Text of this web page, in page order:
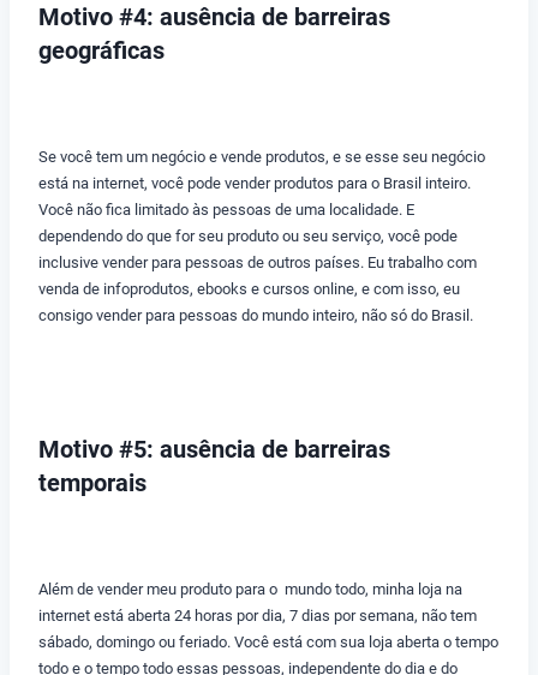
Motivo #4: ausência de barreiras
geográficas
Se você tem um negócio e vende produtos, e se esse seu negócio
está na internet, você pode vender produtos para o Brasil inteiro.
Você não fica limitado às pessoas de uma localidade. E
dependendo do que for seu produto ou seu serviço, você pode
inclusive vender para pessoas de outros países. Eu trabalho com
venda de infoprodutos, ebooks e cursos online, e com isso, eu
consigo vender para pessoas do mundo inteiro, não só do Brasil.
Motivo #5: ausência de barreiras
temporais
Além de vender meu produto para o mundo todo, minha loja na
internet está aberta 24 horas por dia, 7 dias por semana, não tem
sábado, domingo ou feriado. Você está com sua loja aberta o tempo
todo e o tempo todo essas pessoas, independente do dia e do